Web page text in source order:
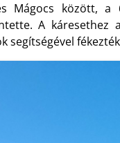
Mágocs között, a
A káresethez